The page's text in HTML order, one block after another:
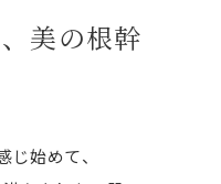
美の根幹
始めて、